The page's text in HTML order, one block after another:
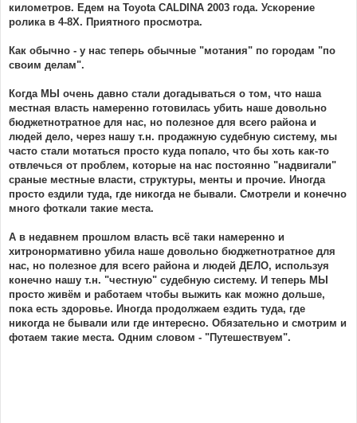
километров. Едем на Toyota CALDINA 2003 года. Ускорение
ролика в 4-8Х. Приятного просмотра.
Как обычно - у нас теперь обычные "мотания" по городам "по
своим делам".
Когда МЫ очень давно стали догадываться о том, что наша
местная власть намеренно готовилась убить наше довольно
бюджетнотратное для нас, но полезное для всего района и
людей дело, через нашу т.н. продажную судебную систему, мы
часто стали мотаться просто куда попало, что бы хоть как-то
отвлечься от проблем, которые на нас постоянно "надвигали"
сраные местные власти, структуры, менты и прочие. Иногда
просто ездили туда, где никогда не бывали. Смотрели и конечно
много фоткали такие места.
А в недавнем прошлом власть всё таки намеренно и
хитронормативно убила наше довольно бюджетнотратное для
нас, но полезное для всего района и людей ДЕЛО, используя
конечно нашу т.н. "честную" судебную систему. И теперь МЫ
просто живём и работаем чтобы выжить как можно дольше,
пока есть здоровье. Иногда продолжаем ездить туда, где
никогда не бывали или где интересно. Обязательно и смотрим и
фотаем такие места. Одним словом - "Путешествуем".